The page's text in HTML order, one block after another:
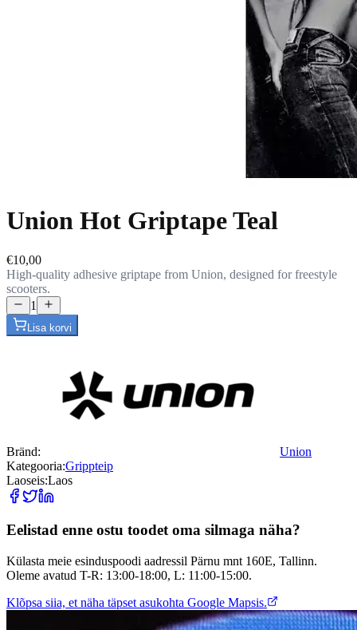
Union Hot Griptape Teal
€10,00
High-quality adhesive griptape from Union, designed for freestyle
scooters.
1
Lisa korvi
Bränd:
Union
Kategooria:Grippteip
Laoseis:Laos
Eelistad enne ostu toodet oma silmaga näha?
Külasta meie esinduspoodi aadressil Pärnu mnt 160E, Tallinn.
Oleme avatud T-R: 13:00-18:00, L: 11:00-15:00.
Klõpsa siia, et näha täpset asukohta Google Mapsis.